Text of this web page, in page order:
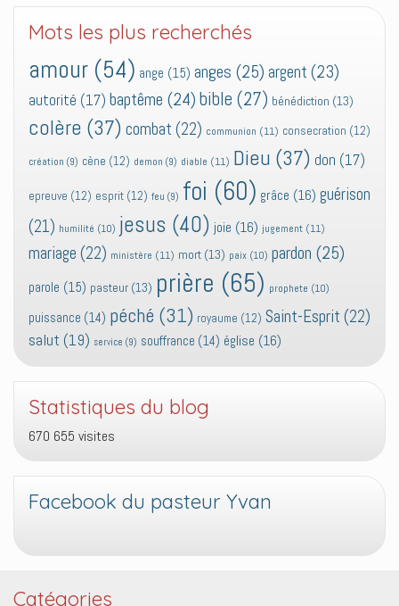
Mots les plus recherchés
amour (54) ange (15) anges (25) argent (23)
autorité (17) baptême (24) bible (27) bénédiction (13)
colère (37) combat (22) communion (11) consecration (12)
création (9) cène (12) demon (9) diable (11) Dieu (37) don (17)
epreuve (12) esprit (12) feu (9) foi (60) grâce (16) guérison
(21) humilité (10) jesus (40) joie (16) jugement (11)
mariage (22) ministère (11) mort (13) paix (10) pardon (25)
parole (15) pasteur (13) prière (65) prophete (10)
puissance (14) péché (31) royaume (12) Saint-Esprit (22)
salut (19) service (9) souffrance (14) église (16)
Statistiques du blog
670 655 visites
Facebook du pasteur Yvan
Catégories